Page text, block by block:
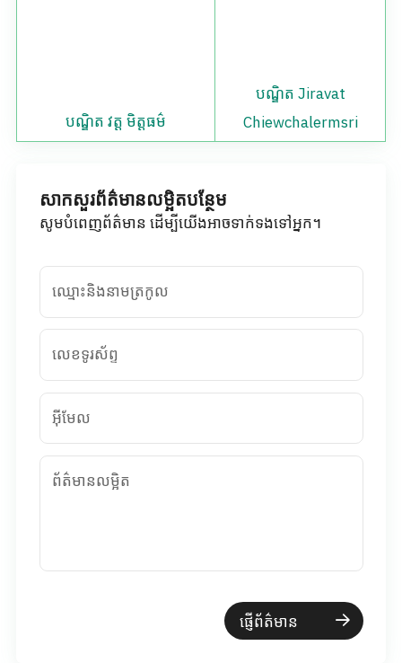
បណ្ឌិត វត្ត មិត្តធម៌
បណ្ឌិត Jiravat
Chiewchalermsri
សាកសួរព័ត៌មានលម្អិតបន្ថែម
សូមបំពេញព័ត៌មាន ដើម្បីយើងអាចទាក់ទងទៅអ្នក។
ឈ្មោះនិងនាមត្រកូល
លេខទូរស័ព្ទ
អ៊ីមែល
ព័ត៌មានលម្អិត
ផ្ញើព័ត៌មាន